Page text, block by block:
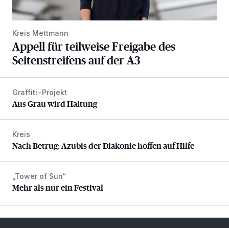
Kreis Mettmann
Appell für teilweise Freigabe des
Seitenstreifens auf der A3
Aus Grau wird Haltung
Graffiti-Projekt
Aus Grau wird Haltung
Nach Betrug: Azubis der Diakonie hoffen auf Hilfe
Kreis
Nach Betrug: Azubis der Diakonie hoffen auf Hilfe
Mehr als nur ein Festival
„Tower of Sun“
Mehr als nur ein Festival